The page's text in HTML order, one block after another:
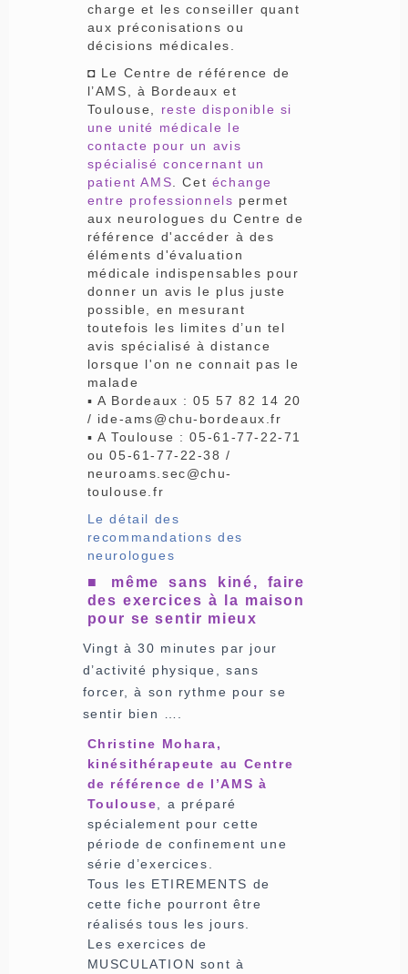
charge et les conseiller quant
aux préconisations ou
décisions médicales.
◘ Le Centre de référence de
l’AMS, à Bordeaux et
Toulouse,
reste disponible si
une unité médicale le
contacte pour un avis
spécialisé concernant un
patient AMS . Cet échange
entre professionnels permet
aux neurologues du Centre de
référence d'accéder à des
éléments d'évaluation
médicale indispensables pour
donner un avis le plus juste
possible, en mesurant
toutefois les limites d’un tel
avis spécialisé à distance
lorsque l'on ne connait pas le
malade
▪ A Bordeaux : 05 57 82 14 20
/ ide-ams@chu-bordeaux.fr
▪ A Toulouse : 05-61-77-22-71
ou 05-61-77-22-38 /
neuroams.sec@chu-
toulouse.fr
Le détail des
recommandations des
neurologues
■ même sans kiné, faire
des exercices à la maison
pour se sentir mieux
Vingt à 30 minutes par jour
d’activité physique, sans
forcer, à son rythme pour se
sentir bien ….
Christine Mohara,
kinésithérapeute au Centre
de référence de l’AMS à
Toulouse , a préparé
spécialement pour cette
période de confinement une
série d’exercices.
Tous les ETIREMENTS de
cette fiche pourront être
réalisés tous les jours.
Les exercices de
MUSCULATION sont à